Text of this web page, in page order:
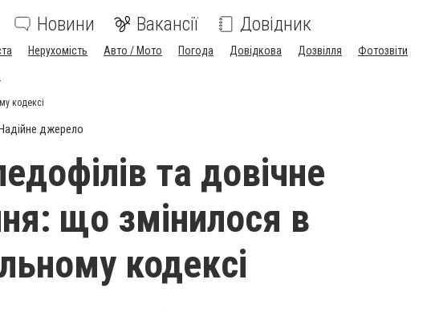
Новини Вакансії Довідник
Нерухомість Авто / Мото Погода Довідкова Дозвілля Фотозвіти
кодексі
джерело
та довічне
що змінилося в
кодексі